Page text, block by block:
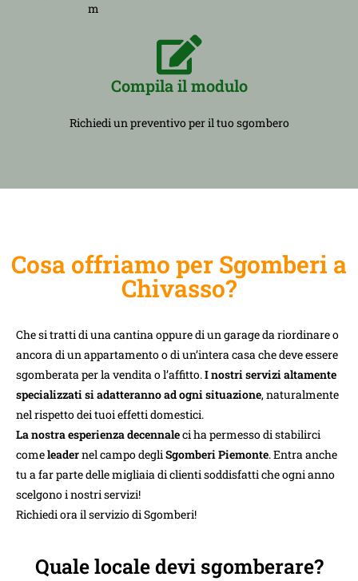
m
Compila il modulo
Richiedi un preventivo per il tuo sgombero
Cosa offriamo per Sgomberi a
Chivasso?
Che si tratti di una cantina oppure di un garage da riordinare o
ancora di un appartamento o di un’intera casa che deve essere
sgomberata per la vendita o l’affitto.I nostri servizi altamente
specializzati si adatteranno ad ogni situazione, naturalmente
nel rispetto dei tuoi effetti domestici.
La nostra esperienza decennaleci ha permesso di stabilirci
comeleadernel campo degliSgomberi Piemonte. Entra anche
tu a far parte delle migliaia di clienti soddisfatti che ogni anno
scelgono i nostri servizi!
Richiedi ora il servizio di Sgomberi!
Quale locale devi sgomberare?